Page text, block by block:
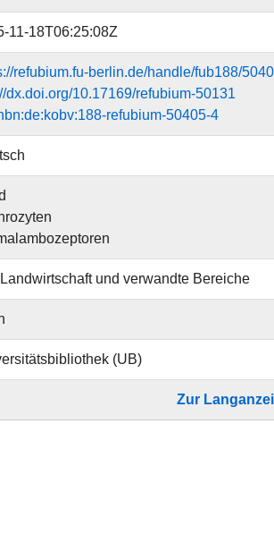
11-18T06:25:08Z
refubium.fu-berlin.de/handle/fub188/
dx.doi.org/10.17169/refubium-50131
refubium-50405-4
und verwandte Bereiche
(UB)
Zur